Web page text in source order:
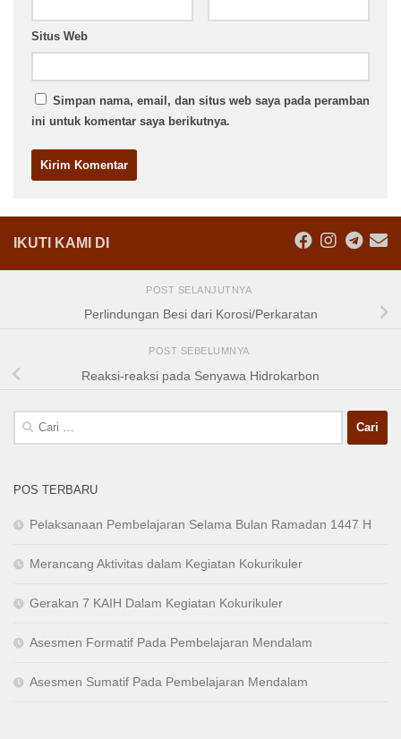
Situs Web
Simpan nama, email, dan situs web saya pada peramban
ini untuk komentar saya berikutnya.
IKUTI KAMI DI
POST SELANJUTNYA
Perlindungan Besi dari Korosi/Perkaratan
POST SEBELUMNYA
Reaksi-reaksi pada Senyawa Hidrokarbon
Cari
POS TERBARU
Pelaksanaan Pembelajaran Selama Bulan Ramadan 1447 H
Merancang Aktivitas dalam Kegiatan Kokurikuler
Gerakan 7 KAIH Dalam Kegiatan Kokurikuler
Asesmen Formatif Pada Pembelajaran Mendalam
Asesmen Sumatif Pada Pembelajaran Mendalam